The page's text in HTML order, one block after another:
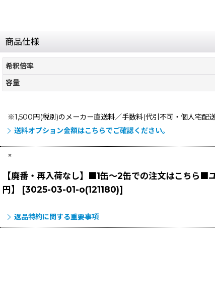
商品仕様
希釈倍率
容量
※1,500円(税別)のメーカー直送料／手数料(代引不可・個人宅配
送料オプション金額はこちらでご確認ください。
×
【廃番・再入荷なし】■1缶〜2缶での注文はこちら
円】
[3025-03-01-o(121180)]
返品特約に関する重要事項